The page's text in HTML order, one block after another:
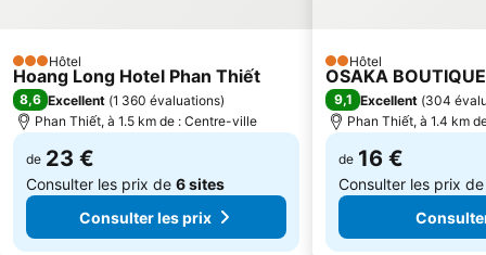
3 Étoiles
Hôtel
Hoang Long Hotel Phan Thiết
8,6 Excellent (1 360 évaluations)
Phan Thiết, à 1.5 km de : Centre-ville
de 23 €
Consulter les prix de 6 sites
Consulter les prix
2 Étoiles
Hôtel
OSAKA
9,1 Excellent (304
Phan Thiết, à 1.4 km
de 16 €
Consulter les prix